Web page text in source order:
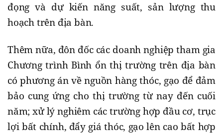
đọng và dự kiến năng suất, sản lượng thu
hoạch trên địa bàn.
Thêm nữa, đôn đốc các doanh nghiệp tham gia
Chương trình Bình ổn thị trường trên địa bàn
có phương án về nguồn hàng thóc, gạo để đảm
bảo cung ứng cho thị trường từ nay đến cuối
năm; xử lý nghiêm các trường hợp đầu cơ, trục
lợi bất chính, đẩy giá thóc, gạo lên cao bất hợp